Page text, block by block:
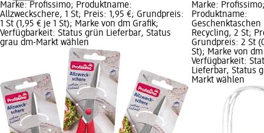
Marke: Profissimo; Produktname:
Allzweckschere, 1 St; Preis: 1,95 €; Grundpreis:
1 St (1,95 € je 1 St); Marke von dm Grafik;
Verfügbarkeit: Status grün Lieferbar, Status
grau dm-Markt wählen
Marke:
Produktname:
Geschenktaschen
Recycling, 2 St;
Grundpreis: 2 St
St); Marke von
Verfügbarkeit:
Lieferbar, Status
Markt wählen